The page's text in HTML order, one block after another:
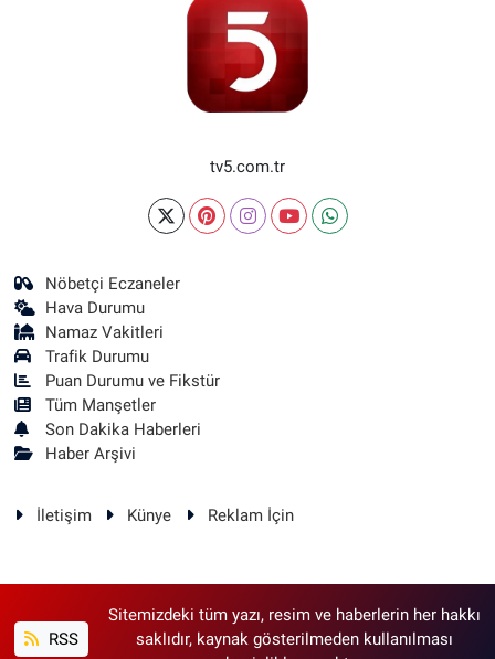
tv5.com.tr
Nöbetçi Eczaneler
Hava Durumu
Namaz Vakitleri
Trafik Durumu
Puan Durumu ve Fikstür
Tüm Manşetler
Son Dakika Haberleri
Haber Arşivi
İletişim Künye Reklam İçin
RSS
Sitemizdeki tüm yazı, resim ve haberlerin her hakkı
saklıdır, kaynak gösterilmeden kullanılması